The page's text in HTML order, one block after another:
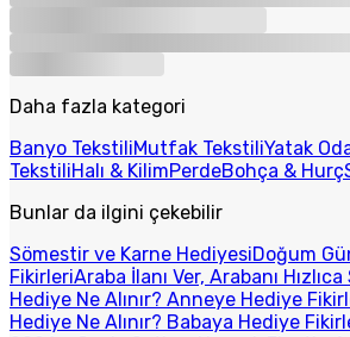
Daha fazla kategori
Banyo TekstiliMutfak TekstiliYatak
TekstiliHalı & KilimPerdeBohça & Hurç
Bunlar da ilgini çekebilir
Sömestir ve Karne HediyesiDoğum
FikirleriAraba İlanı Ver, Arabanı Hızlıca
Hediye Ne Alınır? Anneye Hediye
Hediye Ne Alınır? Babaya Hediye